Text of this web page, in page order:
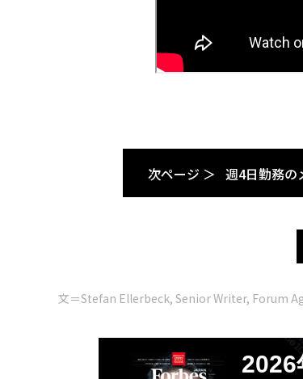
次ページ ＞ 週4日勤務の
文＝Stefan Ellerbeck, Senior Writer, Forum
2026